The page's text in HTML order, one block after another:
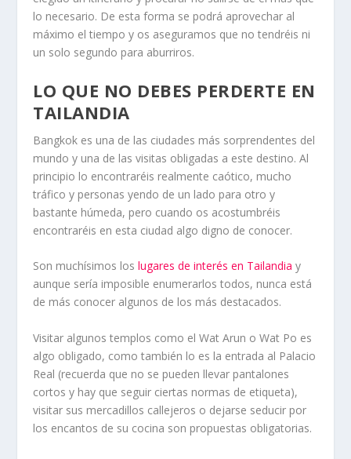
lo necesario. De esta forma se podrá aprovechar al
máximo el tiempo y os aseguramos que no tendréis ni
un solo segundo para aburriros.
LO QUE NO DEBES PERDERTE EN
TAILANDIA
Bangkok es una de las ciudades más sorprendentes del
mundo y una de las visitas obligadas a este destino. Al
principio lo encontraréis realmente caótico, mucho
tráfico y personas yendo de un lado para otro y
bastante húmeda, pero cuando os acostumbréis
encontraréis en esta ciudad algo digno de conocer.
Son muchísimos loslugares de interés en Tailandia y
aunque sería imposible enumerarlos todos, nunca está
de más conocer algunos de los más destacados.
Visitar algunos templos como el Wat Arun o Wat Po es
algo obligado, como también lo es la entrada al Palacio
Real (recuerda que no se pueden llevar pantalones
cortos y hay que seguir ciertas normas de etiqueta),
visitar sus mercadillos callejeros o dejarse seducir por
los encantos de su cocina son propuestas obligatorias.